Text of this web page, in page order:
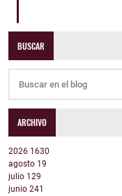
BUSCAR
ARCHIVO
2026 1630
agosto 19
julio 129
junio 241